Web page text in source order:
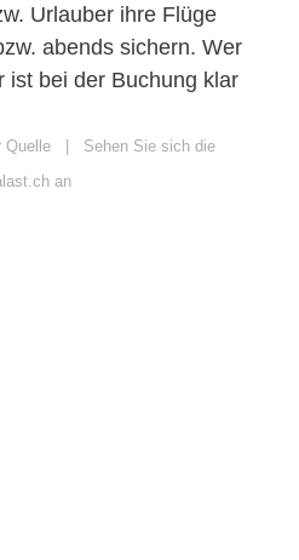
Urlauber ihre Flüge
abends sichern. Wer
ist bei der Buchung klar
Quelle | Sehen Sie sich die
an